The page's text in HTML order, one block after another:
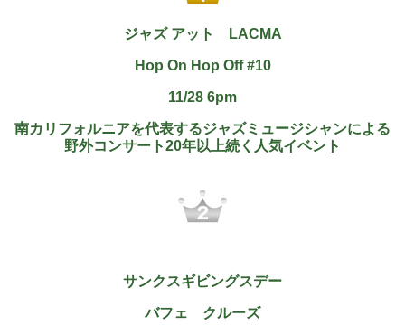
ジャズ アット LACMA
Hop On Hop Off #10
11/28 6pm
南カリフォルニアを代表するジャズミュージシャンによる
野外コンサート20年以上続く人気イベント
サンクスギビングスデー
バフェ クルーズ